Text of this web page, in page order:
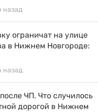
назад
ограничат на улице
в Нижнем Новгороде:
назад
ЧП. Что случилось
дорогой в Нижнем